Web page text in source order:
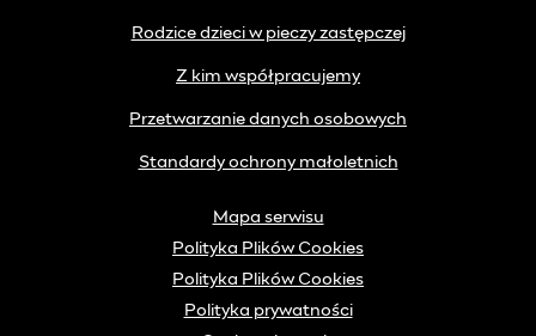
Rodzice dzieci w pieczy zastępczej
Z kim współpracujemy
Przetwarzanie danych osobowych
Standardy ochrony małoletnich
Mapa serwisu
Polityka Plików Cookies
Polityka Plików Cookies
Polityka prywatności